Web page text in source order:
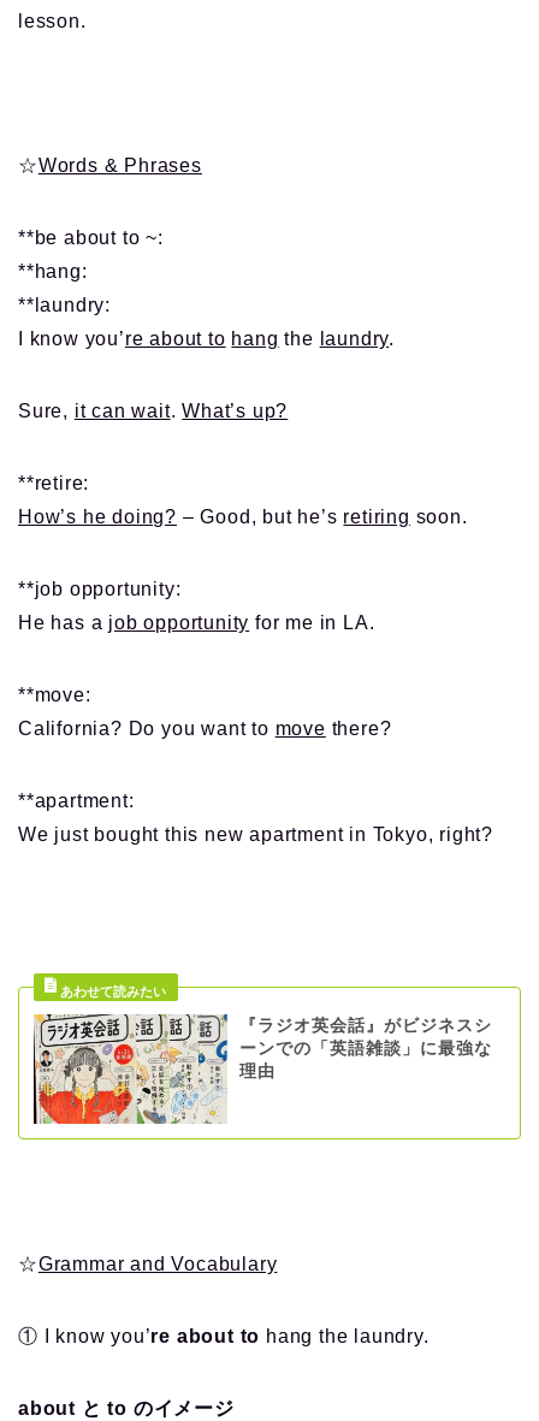
lesson.
☆Words & Phrases
**be about to ~:
**hang:
**laundry:
I know you’re about to hang the laundry.
Sure, it can wait.What’s up?
**retire:
How’s he doing? – Good, but he’s retiring soon.
**job opportunity:
He has a job opportunity for me in LA.
**move:
California? Do you want to move there?
**apartment:
We just bought this new apartment in Tokyo, right?
『ラジオ英会話』がビジネスシ
ーンでの「英語雑談」に最強な
理由
☆Grammar and Vocabulary
① I know you’re about to hang the laundry.
about と to のイメージ